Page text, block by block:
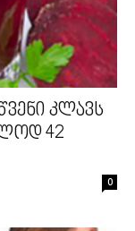
კლავს
42
0